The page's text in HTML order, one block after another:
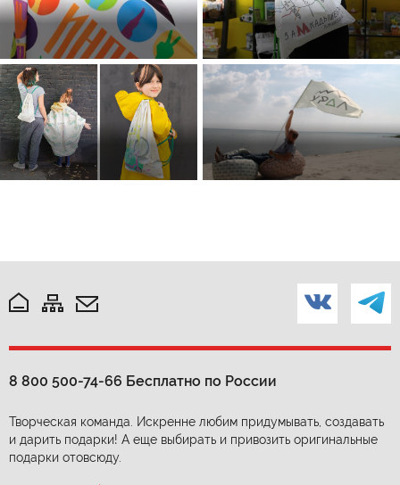
8 800 500-74-66 Бесплатно по России
Творческая команда. Искренне любим придумывать, создавать
и дарить подарки! А еще выбирать и привозить оригинальные
подарки отовсюду.